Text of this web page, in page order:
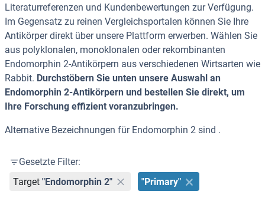
Literaturreferenzen und Kundenbewertungen zur Verfügung.
Im Gegensatz zu reinen Vergleichsportalen können Sie Ihre
Antikörper direkt über unsere Plattform erwerben. Wählen Sie
aus polyklonalen, monoklonalen oder rekombinanten
Endomorphin 2-Antikörpern aus verschiedenen Wirtsarten wie
Rabbit. Durchstöbern Sie unten unsere Auswahl an
Endomorphin 2-Antikörpern und bestellen Sie direkt, um
Ihre Forschung effizient voranzubringen.
Alternative Bezeichnungen für Endomorphin 2 sind .
Gesetzte Filter:
Target "Endomorphin 2" "Primary"